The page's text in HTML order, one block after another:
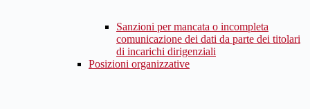
Sanzioni per mancata o incompleta
comunicazione dei dati da parte dei titolari
di incarichi dirigenziali
Posizioni organizzative